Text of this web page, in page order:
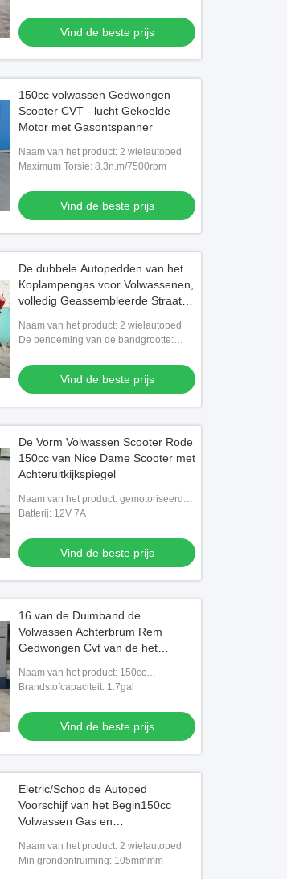
Vind de beste prijs
150cc volwassen Gedwongen
Scooter CVT - lucht Gekoelde
Motor met Gasontspanner
Naam van het product: 2 wielautoped
Maximum Torsie: 8.3n.m/7500rpm
Vind de beste prijs
De dubbele Autopedden van het
Koplampengas voor Volwassenen,
volledig Geassembleerde Straat
Naam van het product: 2 wielautoped
De benoeming van de bandgrootte:
Vind de beste prijs
De Vorm Volwassen Scooter Rode
150cc van Nice Dame Scooter met
Achteruitkijkspiegel
Naam van het product: gemotoriseerde
gasautoped voor volwassenen
Batterij: 12V 7A
Vind de beste prijs
16 van de Duimband de
Volwassen Achterbrum Rem
Gedwongen Cvt van de het
Gekoelde Motor
Naam van het product: 150cc
gasautoped
Brandstofcapaciteit: 1.7gal
Vind de beste prijs
Eletric/Schop de Autoped
Voorschijf van het Begin150cc
Volwassen Gas en
Naam van het product: 2 wielautoped
Min grondontruiming: 105mmmm